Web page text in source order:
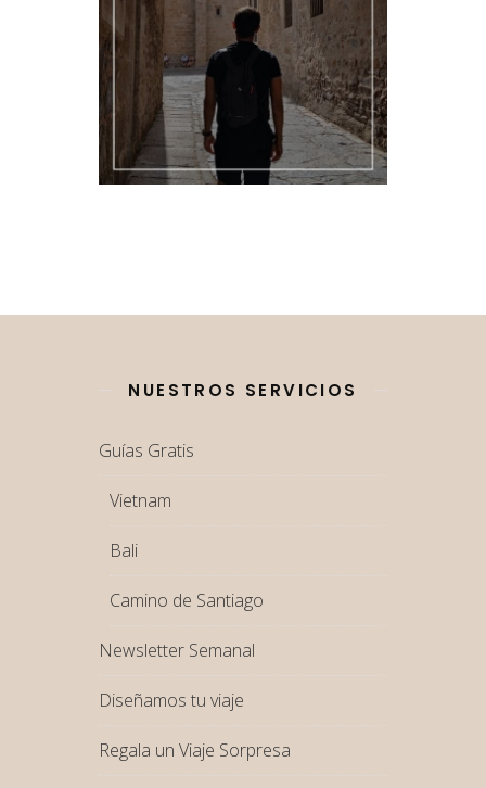
NUESTROS SERVICIOS
Guías Gratis
Vietnam
Bali
Camino de Santiago
Newsletter Semanal
Diseñamos tu viaje
Regala un Viaje Sorpresa